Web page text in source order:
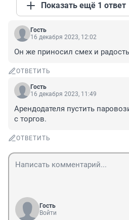
Показать ещё 1 ответ
Гость
16 декабря 2023, 12:02
Он же приносил смех и
ОТВЕТИТЬ
Гость
16 декабря 2023, 11:49
Арендодателя пустить
с торгов.
ОТВЕТИТЬ
Гость
Войти